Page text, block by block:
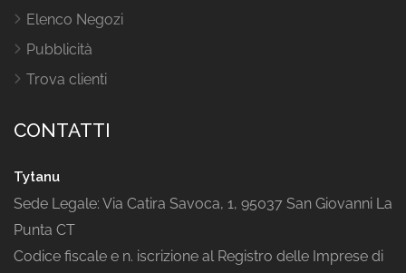
Elenco Negozi
Pubblicità
Trova clienti
CONTATTI
Tytanu
Sede Legale: Via Catira Savoca, 1, 95037 San Giovanni La
Punta CT
Codice fiscale e n. iscrizione al Registro delle Imprese di